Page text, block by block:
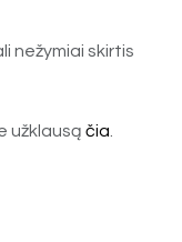
nežymiai skirtis
užklausą čia